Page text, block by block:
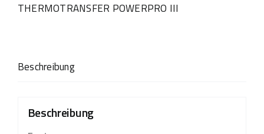
THERMOTRANSFER POWERPRO III
Beschreibung
Beschreibung